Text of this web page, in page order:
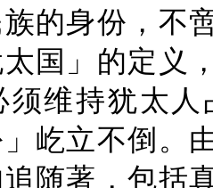
的身份，不
国」的定义
须维持犹太
」屹立不倒。
随著，包括